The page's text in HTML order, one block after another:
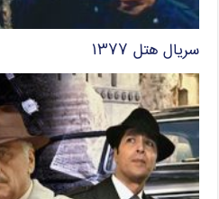
سریال هتل ۱۳۷۷